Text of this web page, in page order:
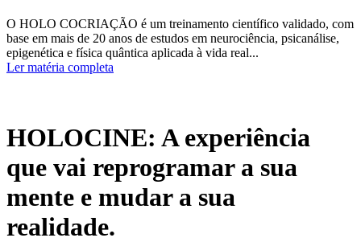
O HOLO COCRIAÇÃO é um treinamento científico validado, com
base em mais de 20 anos de estudos em neurociência, psicanálise,
epigenética e física quântica aplicada à vida real...
Ler matéria completa
HOLOCINE: A experiência
que vai reprogramar a sua
mente e mudar a sua
realidade.